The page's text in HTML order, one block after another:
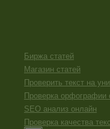
Биржа статей
Магазин статей
Проверить текст на
Проверка орфографии
SEO анализ онлайн
Проверка качества